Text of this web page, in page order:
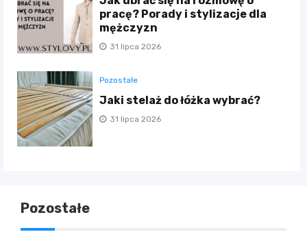
pracę? Porady i stylizacje dla
mężczyzn
31 lipca 2026
Pozostałe
Jaki stelaż do łóżka wybrać?
31 lipca 2026
Pozostałe